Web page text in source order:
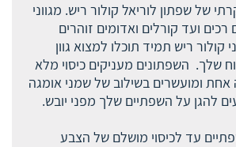
של שפתון לוריאל קולור ריש. מגווני
רכים ועד קורלים ואדומים זוהרים
קולור ריש תמיד תוכלו למצוא גוון
שלך. השפתונים מעניקים כיסוי מלא
ומועשרים בשילוב של שמני אומגה
עד לכיסוי מושלם של הצבע